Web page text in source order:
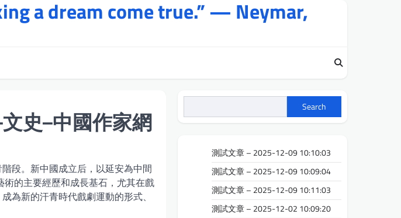
a dream come true.” — Neymar,
史–中國作家網
段。新中國成立后，以延安為中間
的主要經歷和成長基石，尤其在戲
為新的汗青時代戲劇運動的形式、
Search
測試文章 – 2025-12-09 10:10:03
測試文章 – 2025-12-09 10:09:04
測試文章 – 2025-12-09 10:11:03
測試文章 – 2025-12-02 10:09:20